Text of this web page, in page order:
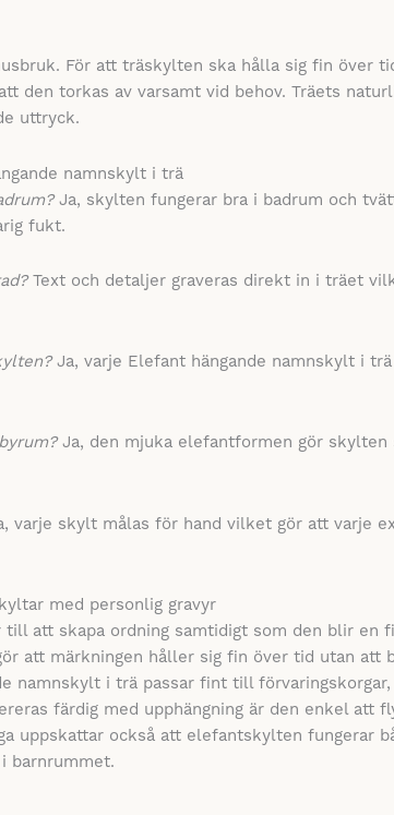
För att träskylten ska hålla sig fin över
den torkas av varsamt vid behov. Träets
uttryck.
namnskylt i trä
Ja, skylten fungerar bra i badrum och
fukt.
Text och detaljer graveras direkt in i träet
Ja, varje Elefant hängande namnskylt i
Ja, den mjuka elefantformen gör
varje skylt målas för hand vilket gör att varje
med personlig gravyr
att skapa ordning samtidigt som den blir en
att märkningen håller sig fin över tid utan att
namnskylt i trä passar fint till
färdig med upphängning är den enkel att
uppskattar också att elefantskylten fungerar
barnrummet.